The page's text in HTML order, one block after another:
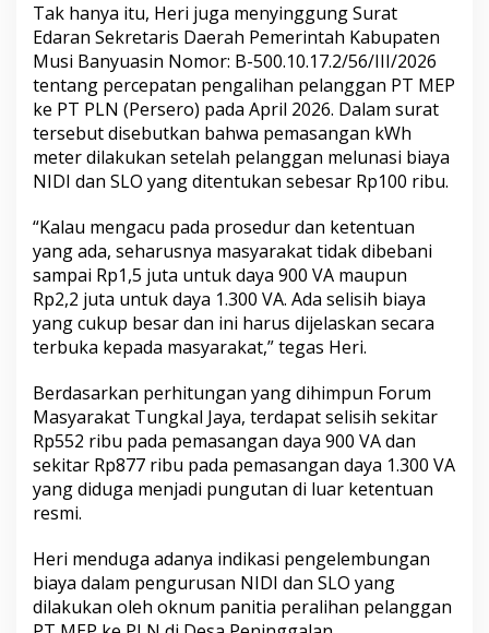
Tak hanya itu, Heri juga menyinggung Surat
Edaran Sekretaris Daerah Pemerintah Kabupaten
Musi Banyuasin Nomor: B-500.10.17.2/56/III/2026
tentang percepatan pengalihan pelanggan PT MEP
ke PT PLN (Persero) pada April 2026. Dalam surat
tersebut disebutkan bahwa pemasangan kWh
meter dilakukan setelah pelanggan melunasi biaya
NIDI dan SLO yang ditentukan sebesar Rp100 ribu.
“Kalau mengacu pada prosedur dan ketentuan
yang ada, seharusnya masyarakat tidak dibebani
sampai Rp1,5 juta untuk daya 900 VA maupun
Rp2,2 juta untuk daya 1.300 VA. Ada selisih biaya
yang cukup besar dan ini harus dijelaskan secara
terbuka kepada masyarakat,” tegas Heri.
Berdasarkan perhitungan yang dihimpun Forum
Masyarakat Tungkal Jaya, terdapat selisih sekitar
Rp552 ribu pada pemasangan daya 900 VA dan
sekitar Rp877 ribu pada pemasangan daya 1.300 VA
yang diduga menjadi pungutan di luar ketentuan
resmi.
Heri menduga adanya indikasi pengelembungan
biaya dalam pengurusan NIDI dan SLO yang
dilakukan oleh oknum panitia peralihan pelanggan